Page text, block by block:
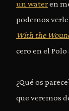
un wateren
podemos verle
With the
cero en el Polo
¿Qué os
que veremos